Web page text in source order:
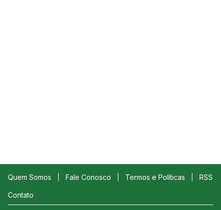
Quem Somos Fale Conosco Termos e Políticas RSS
Contato